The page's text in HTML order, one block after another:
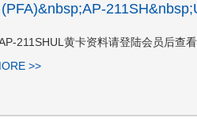
211SHUL黄卡资料请登陆会员后查
>>